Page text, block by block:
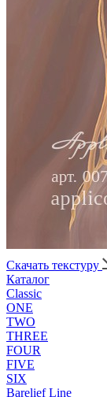
Скачать текстуру
Каталог
Classic
ONE
TWO
THREE
FOUR
FIVE
SIX
Barelief Line